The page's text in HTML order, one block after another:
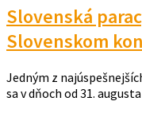
Slovenská
Slovenskom
Jedným z
sa v dňoch od 31.